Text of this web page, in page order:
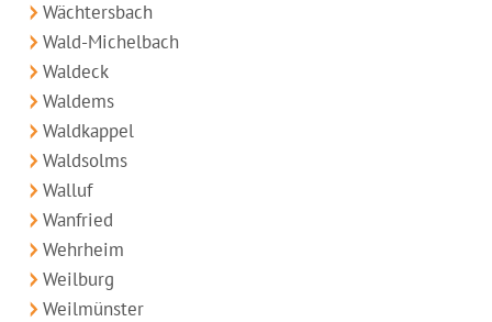
Wächtersbach
Wald-Michelbach
Waldeck
Waldems
Waldkappel
Waldsolms
Walluf
Wanfried
Wehrheim
Weilburg
Weilmünster